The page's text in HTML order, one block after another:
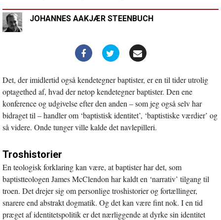
JOHANNES AAKJÆR STEENBUCH
Det, der imidlertid også kendetegner baptister, er en til tider utrolig
optagethed af, hvad der netop kendetegner baptister. Den ene
konference og udgivelse efter den anden – som jeg også selv har
bidraget til – handler om ‘baptistisk identitet’, ‘baptistiske værdier’ og
så videre. Onde tunger ville kalde det navlepilleri.
Troshistorier
En teologisk forklaring kan være, at baptister har det, som
baptistteologen James McClendon har kaldt en ‘narrativ’ tilgang til
troen. Det drejer sig om personlige troshistorier og fortællinger,
snarere end abstrakt dogmatik. Og det kan være fint nok. I en tid
præget af identitetspolitik er det nærliggende at dyrke sin identitet